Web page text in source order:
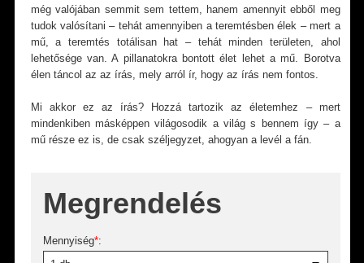
még valójában semmit sem tettem, hanem amennyit ebből meg
tudok valósítani – tehát amennyiben a teremtésben élek – mert a
mű, a teremtés totálisan hat – tehát minden területen, ahol
lehetősége van. A pillanatokra bontott élet lehet a mű. Borotva
élen táncol az az írás, mely arról ír, hogy az írás nem fontos.
Mi akkor ez az írás? Hozzá tartozik az életemhez – mert
mindenkiben másképpen világosodik a világ s bennem így – a
mű része ez is, de csak széljegyzet, ahogyan a levél a fán.
Megrendelés
Mennyiség*: